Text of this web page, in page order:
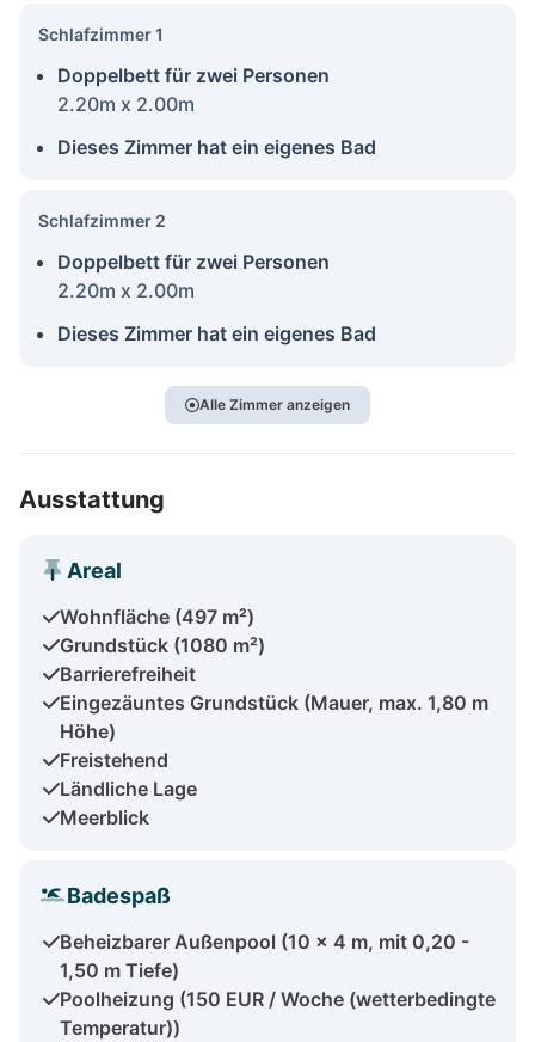
Schlafzimmer 1
Doppelbett für zwei Personen
2.20m x 2.00m
Dieses Zimmer hat ein eigenes Bad
Schlafzimmer 2
Doppelbett für zwei Personen
2.20m x 2.00m
Dieses Zimmer hat ein eigenes Bad
Alle Zimmer anzeigen
Ausstattung
Areal
Wohnfläche (497 m²)
Grundstück (1080 m²)
Barrierefreiheit
Eingezäuntes Grundstück (Mauer, max. 1,80 m
Höhe)
Freistehend
Ländliche Lage
Meerblick
Badespaß
Beheizbarer Außenpool (10 x 4 m, mit 0,20 -
1,50 m Tiefe)
Poolheizung (150 EUR / Woche (wetterbedingte
Temperatur))